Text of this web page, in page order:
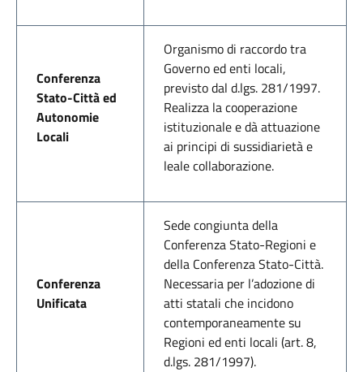
Conferenza
Stato-Città ed
Autonomie
Locali
Organismo di raccordo tra
Governo ed enti locali,
previsto dal d.lgs. 281/1997.
Realizza la cooperazione
istituzionale e dà attuazione
ai principi di sussidiarietà e
leale collaborazione.
Conferenza
Unificata
Sede congiunta della
Conferenza Stato-Regioni e
della Conferenza Stato-Città.
Necessaria per l’adozione di
atti statali che incidono
contemporaneamente su
Regioni ed enti locali (art. 8,
d.lgs. 281/1997).